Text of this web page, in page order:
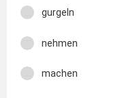
gurgeln
nehmen
machen